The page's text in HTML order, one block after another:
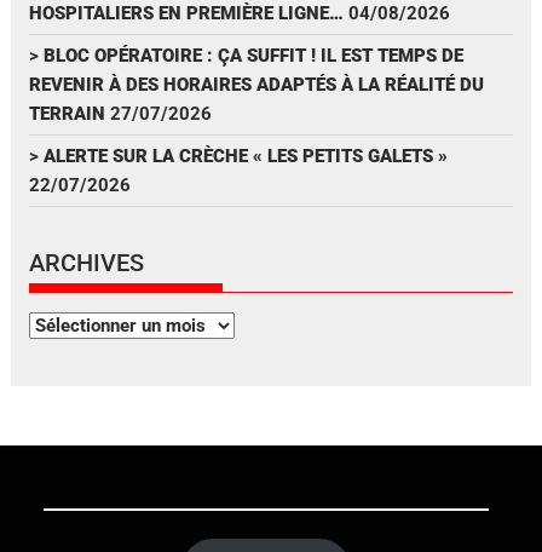
HOSPITALIERS EN PREMIÈRE LIGNE… 04/08/2026
> BLOC OPÉRATOIRE : ÇA SUFFIT ! IL EST TEMPS DE
REVENIR À DES HORAIRES ADAPTÉS À LA RÉALITÉ DU
TERRAIN 27/07/2026
> ALERTE SUR LA CRÈCHE « LES PETITS GALETS »
22/07/2026
ARCHIVES